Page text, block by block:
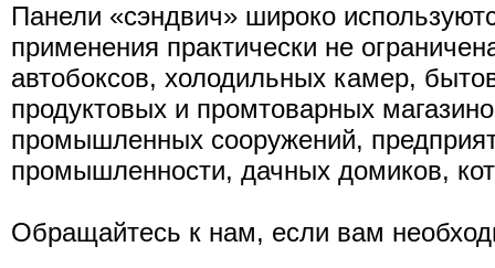
Панели «сэндвич» широко
применения практически не
автобоксов, холодильных камер,
продуктовых и промтоварных
промышленных сооружений,
промышленности, дачных домиков,
Обращайтесь к нам, если вам